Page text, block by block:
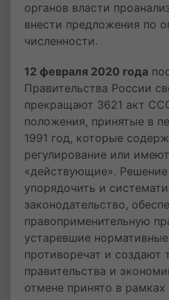
органов власти
внести предложения по
численности.
12 февраля 2020 года
Правительства России
прекращают 3621 акт
положения, принятые в
1991 год, которые
регулирование или
«действующие». Решение
упорядочить и
законодательство,
правоприменительную
устаревшие
противоречат и создают
правительства и
отмене принято в рамках